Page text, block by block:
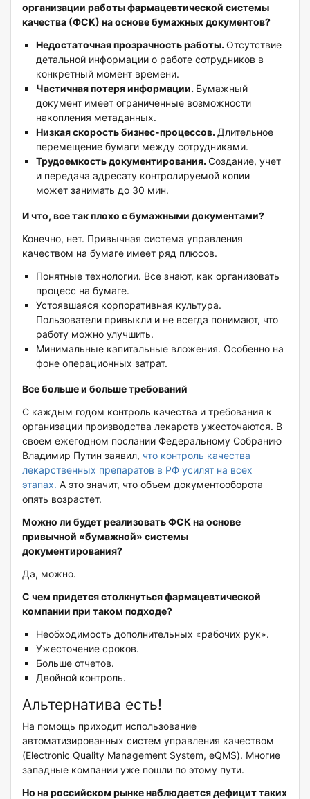
организации работы фармацевтической системы
качества (ФСК) на основе бумажных документов?
Недостаточная прозрачность работы. Отсутствие
детальной информации о работе сотрудников в
конкретный момент времени.
Частичная потеря информации. Бумажный
документ имеет ограниченные возможности
накопления метаданных.
Низкая скорость бизнес-процессов. Длительное
перемещение бумаги между сотрудниками.
Трудоемкость документирования. Создание, учет
и передача адресату контролируемой копии
может занимать до 30 мин.
И что, все так плохо с бумажными документами?
Конечно, нет. Привычная система управления
качеством на бумаге имеет ряд плюсов.
Понятные технологии. Все знают, как организовать
процесс на бумаге.
Устоявшаяся корпоративная культура.
Пользователи привыкли и не всегда понимают, что
работу можно улучшить.
Минимальные капитальные вложения. Особенно на
фоне операционных затрат.
Все больше и больше требований
С каждым годом контроль качества и требования к
организации производства лекарств ужесточаются. В
своем ежегодном послании Федеральному Собранию
Владимир Путин заявил, что контроль качества
лекарственных препаратов в РФ усилят на всех
этапах. А это значит, что объем документооборота
опять возрастет.
Можно ли будет реализовать ФСК на основе
привычной «бумажной» системы
документирования?
Да, можно.
С чем придется столкнуться фармацевтической
компании при таком подходе?
Необходимость дополнительных «рабочих рук».
Ужесточение сроков.
Больше отчетов.
Двойной контроль.
Альтернатива есть!
На помощь приходит использование
автоматизированных систем управления качеством
(Electronic Quality Management System, eQMS). Многие
западные компании уже пошли по этому пути.
Но на российском рынке наблюдается дефицит таких